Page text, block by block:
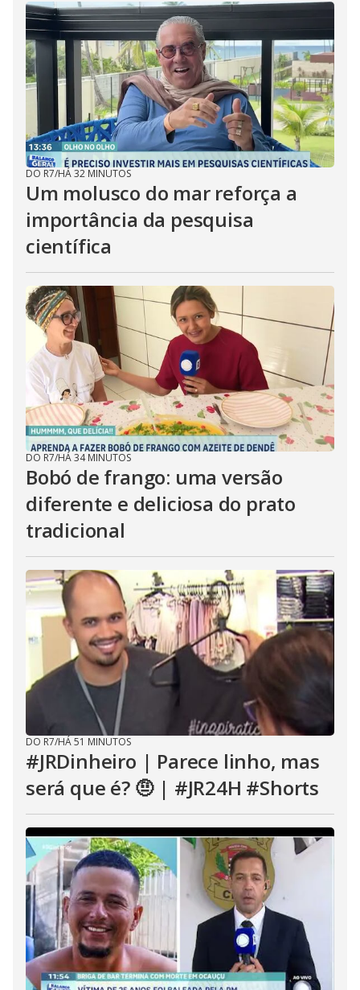
DO R7/HÁ 32 MINUTOS
Um molusco do mar reforça a
importância da pesquisa
científica
DO R7/HÁ 34 MINUTOS
Bobó de frango: uma versão
diferente e deliciosa do prato
tradicional
DO R7/HÁ 51 MINUTOS
#JRDinheiro | Parece linho, mas
será que é? 🤨 | #JR24H #Shorts